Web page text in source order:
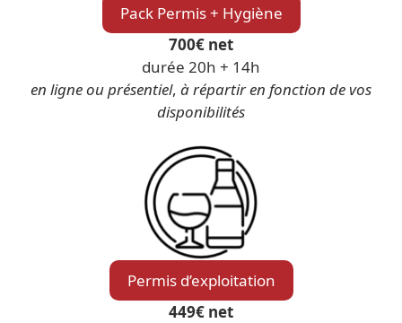
Pack Permis + Hygiène
700€ net
durée 20h + 14h
en ligne ou présentiel, à répartir en fonction de vos
disponibilités
Permis d’exploitation
449€ net